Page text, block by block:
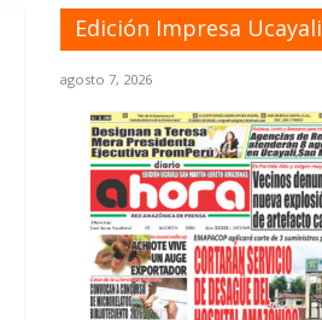
Edición Impresa Ucayali
agosto 7, 2026